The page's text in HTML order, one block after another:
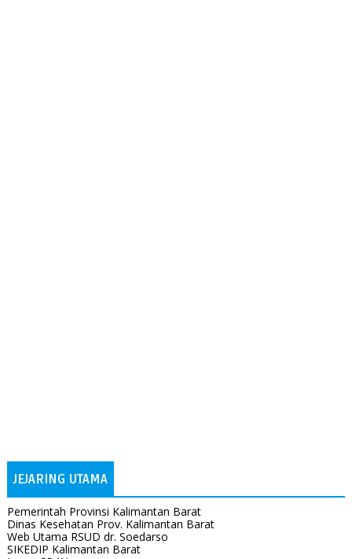
JEJARING UTAMA
Pemerintah Provinsi Kalimantan Barat
Dinas Kesehatan Prov. Kalimantan Barat
Web Utama RSUD dr. Soedarso
SIKEDIP Kalimantan Barat